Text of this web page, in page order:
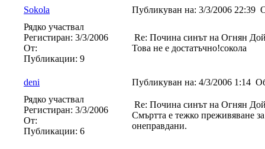
Sokola Публикуван на: 3/3/2006 22:39
Рядко участвал
Регистиран: 3/3/2006
От:
Публикации: 9
Re: Почина синът на Огнян
Това не е достатъчно!сокола
deni Публикуван на: 4/3/2006 1:14
Рядко участвал
Регистиран: 3/3/2006
От:
Публикации: 6
Re: Почина синът на Огнян
Смъртта е тежко преживяване
онеправдани.